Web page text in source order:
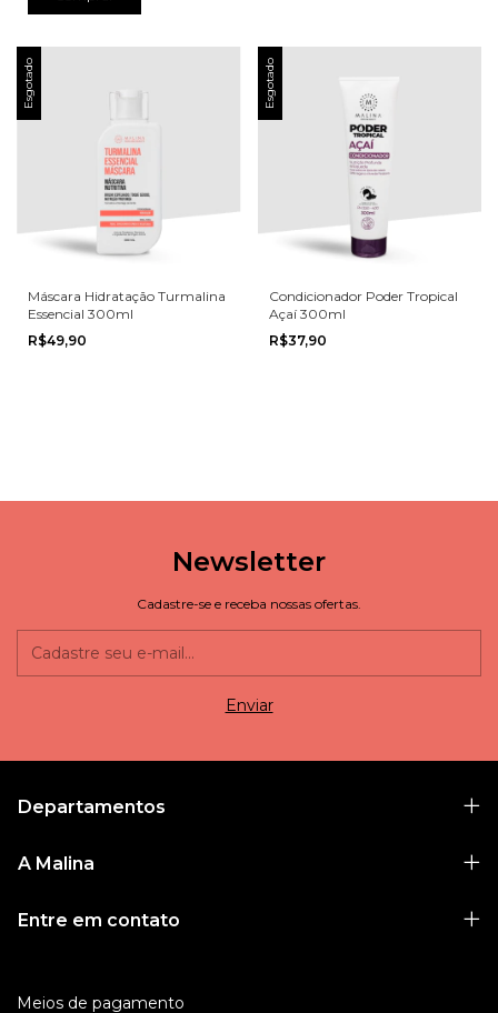
Esgotado
Máscara Hidratação Turmalina
Essencial 300ml
R$49,90
Esgotado
Condicionador Poder Tropical
Açaí 300ml
R$37,90
Newsletter
Cadastre-se e receba nossas ofertas.
Departamentos
A Malina
Entre em contato
Meios de pagamento